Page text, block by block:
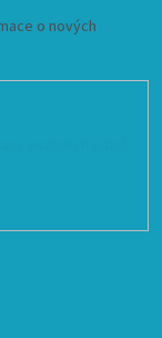
o nových